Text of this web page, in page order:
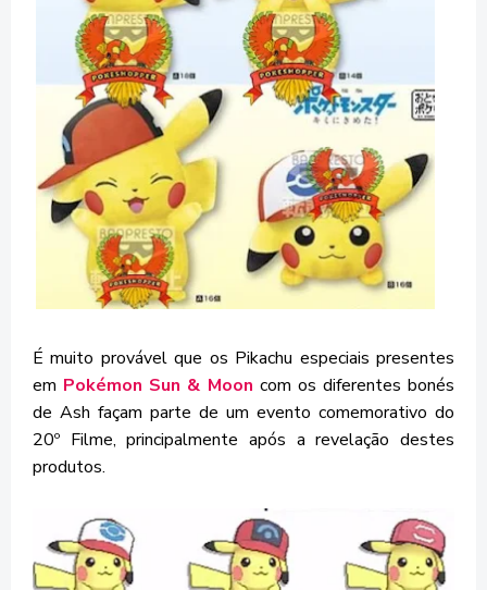
É muito provável que os Pikachu especiais presentes
em Pokémon Sun & Moon com os diferentes bonés
de Ash façam parte de um evento comemorativo do
20º Filme, principalmente após a revelação destes
produtos.